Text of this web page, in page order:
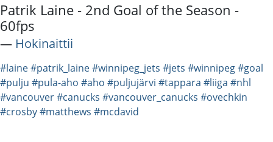
Patrik Laine - 2nd Goal of the Season -
60fps
― Hokinaittii
#laine#patrik_laine#winnipeg_jets #jets #winnipeg#goal
#pulju #pula-aho #aho #puljujärvi #tappara #liiga #nhl
#vancouver#canucks #vancouver_canucks #ovechkin
#crosby#matthews #mcdavid